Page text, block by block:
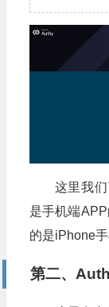
这里我
是手机端
的是iPhone
第二、